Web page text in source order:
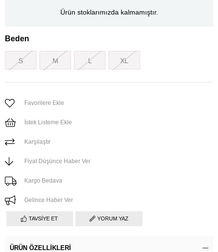
Ürün stoklarımızda kalmamıştır.
Beden
S M L XL
Favorilere Ekle
İstek Listeme Ekle
Karşılaştır
Fiyat Düşünce Haber Ver
Kargo Bedava
Gelince Haber Ver
TAVSIYE ET YORUM YAZ
ÜRÜN ÖZELLIKLERI